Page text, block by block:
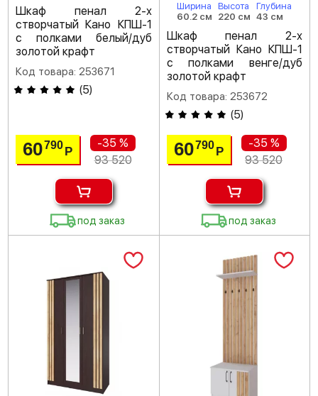
Шкаф пенал 2-х
створчатый Кано КПШ-1
с полками белый/дуб
золотой крафт
Код товара: 253671
(5)
60790 Р
-35 %
93 520
под заказ
Ширина
60.2 см
Высота
220 см
Глубина
43 см
Шкаф пенал 2-х
створчатый Кано КПШ-1
с полками венге/дуб
золотой крафт
Код товара: 253672
(5)
60790 Р
-35 %
93 520
под заказ